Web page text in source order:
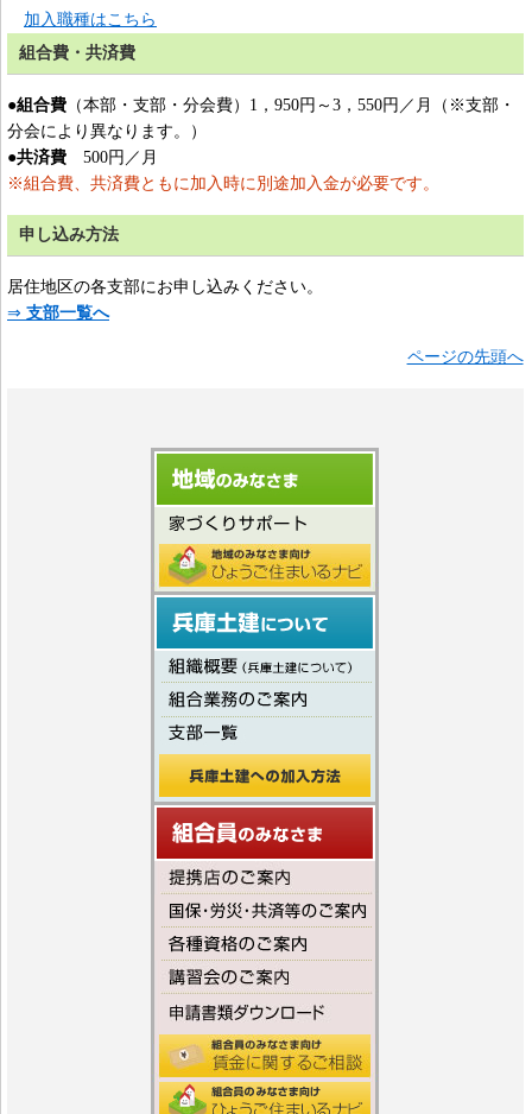
国保・労災・共済・その他サービスのご案内
講習会のご案内
申請書類ダウンロード
賃金に関するご相談
ひょうご住まいるナビ
加入職種はこちら
組合費・共済費
●組合費 （本部・支部・分会費）1，950円～3，550円／月（※支部・
分会により異なります。）
●共済費 500円／月
※組合費、共済費ともに加入時に別途加入金が必要です。
申し込み方法
居住地区の各支部にお申し込みください。
⇒ 支部一覧へ
ページの先頭へ